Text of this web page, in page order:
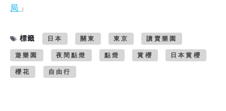
局 」
標籤 日本 關東 東京 讀賣樂園
遊樂園 夜間點燈 點燈 賞櫻 日本賞櫻
櫻花 自由行